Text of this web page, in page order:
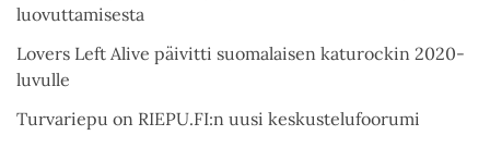
luovuttamisesta
Lovers Left Alive päivitti suomalaisen katurockin 2020-
luvulle
Turvariepu on RIEPU.FI:n uusi keskustelufoorumi